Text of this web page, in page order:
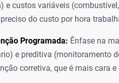
e custos variáveis
do custo por hora
Programada: Ênfase na
e preditiva (monitoramento
corretiva, que é mais cara